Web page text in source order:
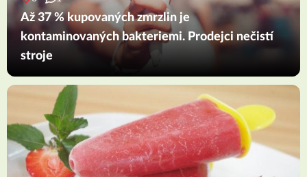
Až 37 % kupovaných zmrzlin je
kontaminovaných bakteriemi. Prodejci nečistí
stroje